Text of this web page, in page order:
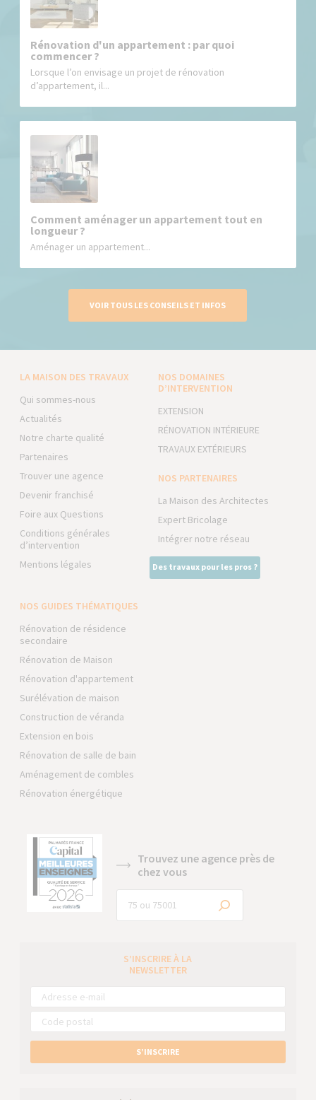
Rénovation d'un appartement : par quoi
commencer ?
Lorsque l’on envisage un projet de rénovation
d’appartement, il...
Comment aménager un appartement tout en
longueur ?
Aménager un appartement...
VOIR TOUS LES CONSEILS ET INFOS
LA MAISON DES TRAVAUX
Qui sommes-nous
Actualités
Notre charte qualité
Partenaires
Trouver une agence
Devenir franchisé
Foire aux Questions
Conditions générales
d’intervention
Mentions légales
NOS DOMAINES
D’INTERVENTION
EXTENSION
RÉNOVATION INTÉRIEURE
TRAVAUX EXTÉRIEURS
NOS PARTENAIRES
La Maison des Architectes
Expert Bricolage
Intégrer notre réseau
Des travaux pour les pros ?
NOS GUIDES THÉMATIQUES
Rénovation de résidence
secondaire
Rénovation de Maison
Rénovation d'appartement
Surélévation de maison
Construction de véranda
Extension en bois
Rénovation de salle de bain
Aménagement de combles
Rénovation énergétique
Trouvez une agence près de
chez vous
S’INSCRIRE À LA
NEWSLETTER
S’INSCRIRE